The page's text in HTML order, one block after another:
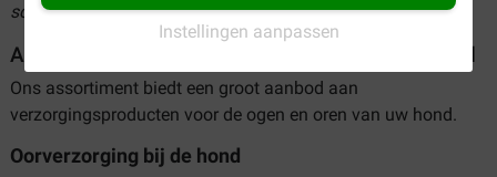
Instellingen aanpassen
scherpste prijzen. Makkelijk en snel online besteld!
Assortiment oog- en oorverzorging voor de hond
Ons assortiment biedt een groot aanbod aan
verzorgingsproducten voor de ogen en oren van uw hond.
Oorverzorging bij de hond